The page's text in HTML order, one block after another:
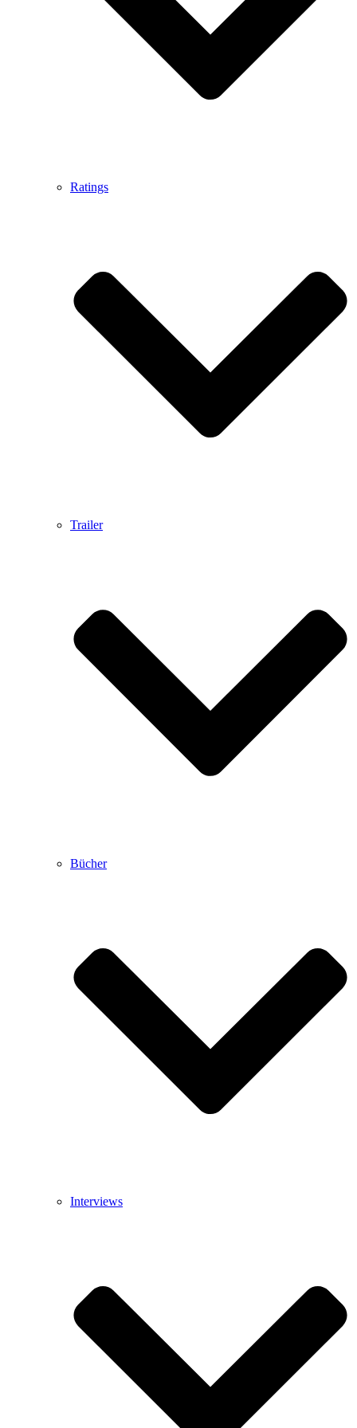
Ratings
Trailer
Bücher
Interviews